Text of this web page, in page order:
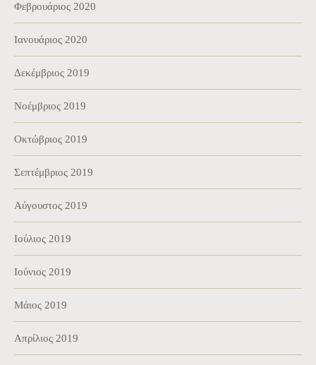
Φεβρουάριος 2020
Ιανουάριος 2020
Δεκέμβριος 2019
Νοέμβριος 2019
Οκτώβριος 2019
Σεπτέμβριος 2019
Αύγουστος 2019
Ιούλιος 2019
Ιούνιος 2019
Μάιος 2019
Απρίλιος 2019